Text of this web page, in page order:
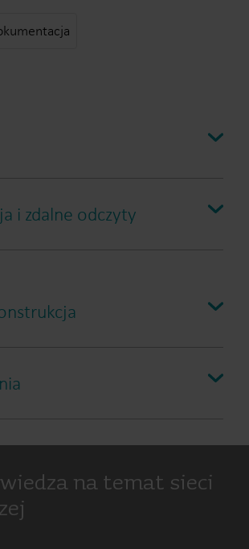
i zdalne odczyty
na temat sieci